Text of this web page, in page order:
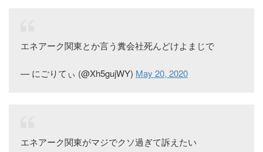
エネアーク関東とか言う糞会社死んどけよまじで
— にごりてぃ (@Xh5gujWY) May 20, 2020
エネアーク関東がマジでクソ過ぎて訴えたい